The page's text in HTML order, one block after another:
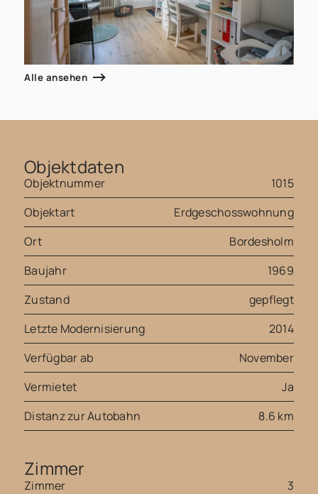
Alle ansehen
Objektdaten
Objektnummer
1015
Objektart
Erdgeschosswohnung
Ort
Bordesholm
Baujahr
1969
Zustand
gepflegt
Letzte Modernisierung
2014
Verfügbar ab
November
Vermietet
Ja
Distanz zur Autobahn
8.6 km
Zimmer
Zimmer
3